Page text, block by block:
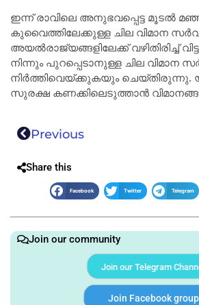
ഇന്ന് രാവിലെ അനുഭവപ്പെട്ട മൂടൽ
കുവൈത്തിലേക്കുള്ള ചില വിമാന
അയൽരാജ്യങ്ങളിലേക്ക് വഴിതിരിച്ച്
നിന്നും പുറപ്പെടാനുള്ള ചില
നിർത്തിവെയ്ക്കുകയും ചെയ്തിരുന്നു.
സുരക്ഷ കണക്കിലെടുത്താൻ വിമാനങ്ങൾ
Previous
Share this
Facebook Twitter Telegram
Join our community
Join our Telegram
Join Facebook group